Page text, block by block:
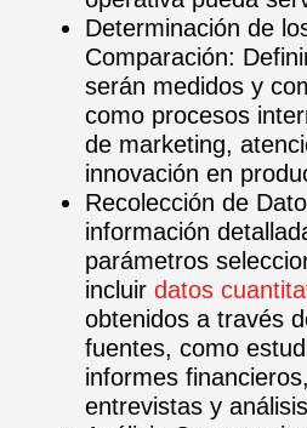
Determinación de
Comparación:
serán medidos y
como procesos
de marketing,
innovación en
Recolección de
información
parámetros
incluir datos
obtenidos a través
fuentes, como
informes
entrevistas y